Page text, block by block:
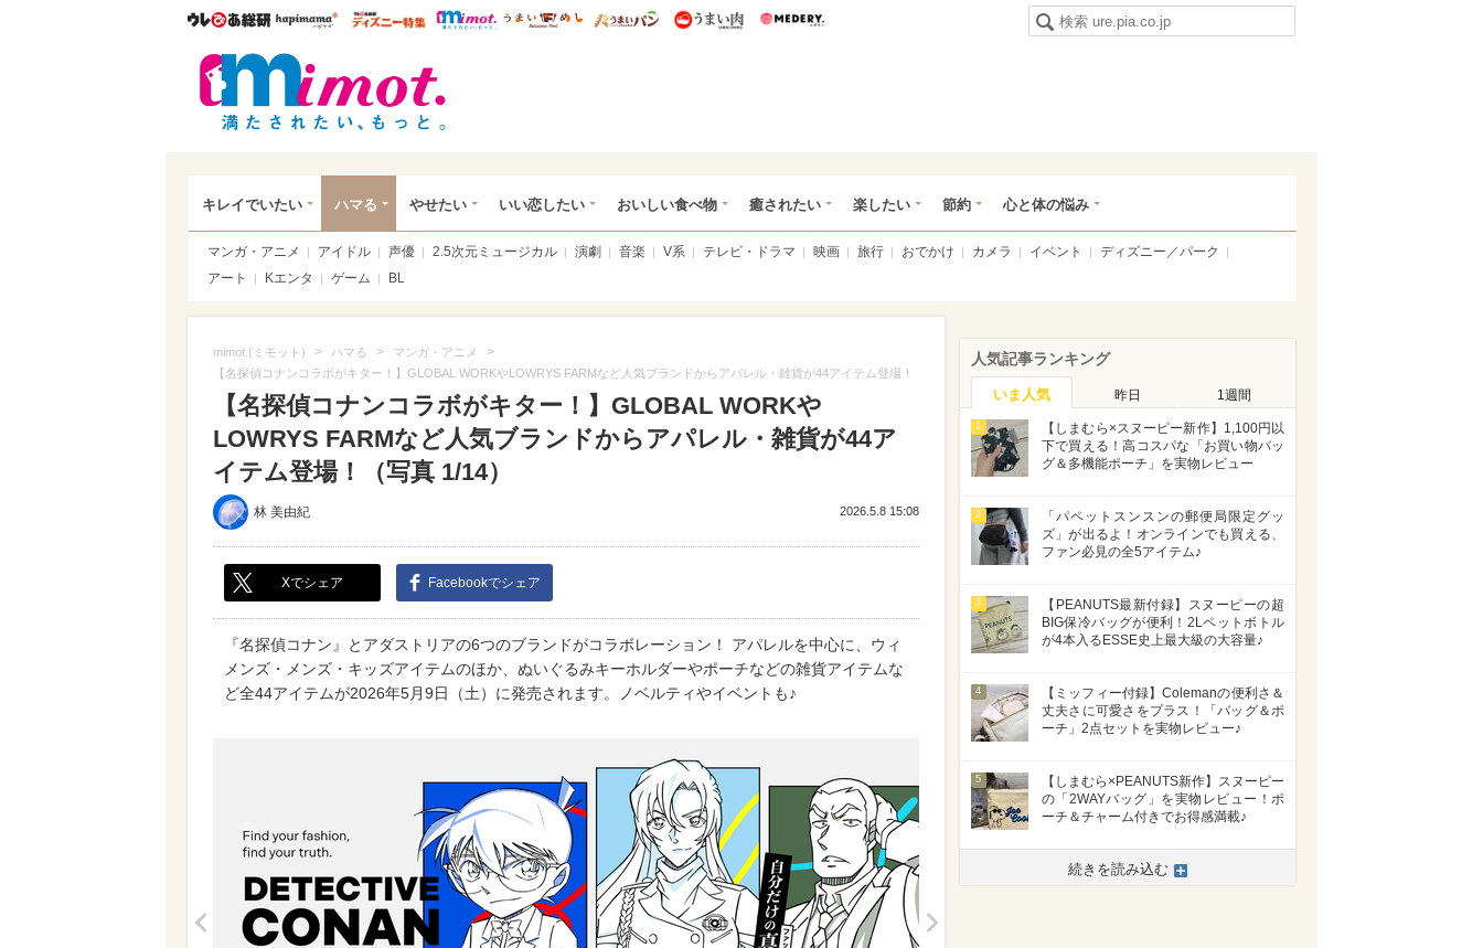
ウレぴあ総研ハピママ* ウレぴあ総研 ディズニー特集
mimot. うまいめし うまいパン うまい肉
キレイでいたい ハマる やせたい いい恋したい おいしい食べ物 癒されたい 楽したい 節約 心と体の悩み
マンガ・アニメ アイドル 声優 2.5次元ミュージカル 演劇 音楽 V系 テレビ・ドラマ 映画 旅行 おでかけ カメラ イベント
ディズニー／パーク
アート
Kエンタ ゲーム BL
mimot.(ミモット) > ハマる > マンガ・アニメ >
【名探偵コナンコラボがキター！】GLOBAL WORKやLOWRYS FARMなど人気ブランドからアパレル・雑貨が44アイテム登場！
【名探偵コナンコラボがキター！】GLOBAL WORKや
LOWRYS FARMなど人気ブランドからアパレル・雑貨が44ア
イテム登場！（写真 1/14）
林 美由紀 2026.5.8 15:08
Xでシェア Facebookでシェア
『名探偵コナン』とアダストリアの6つのブランドがコラボレーション！ アパレルを中心に、ウィ
メンズ・メンズ・キッズアイテムのほか、ぬいぐるみキーホルダーやポーチなどの雑貨アイテムな
ど全44アイテムが2026年5月9日（土）に発売されます。ノベルティやイベントも♪
人気記事ランキング
いま人気 昨日 1週間
1
【しまむら×スヌーピー新作】1,100円以
下で買える！高コスパな「お買い物バッ
グ＆多機能ポーチ」を実物レビュー
2
「パペットスンスンの郵便局限定グッ
ズ」が出るよ！オンラインでも買える、
ファン必見の全5アイテム♪
3
【PEANUTS最新付録】スヌーピーの超
BIG保冷バッグが便利！2Lペットボトル
が4本入るESSE史上最大級の大容量♪
4
【ミッフィー付録】Colemanの便利さ＆
丈夫さに可愛さをプラス！「バッグ＆ポ
ーチ」2点セットを実物レビュー♪
5
【しまむら×PEANUTS新作】スヌーピー
の「2WAYバッグ」を実物レビュー！ポ
ーチ＆チャーム付きでお得感満載♪
続きを読み込む